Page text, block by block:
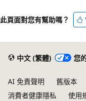
已
用
此頁面對您有幫助嗎？
中文 (繁體) 您
AI 免責聲明 舊版本
消費者健康隱私
使用